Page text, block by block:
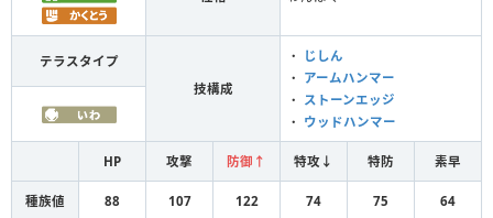
テラスタイプ
技構成
・
じしん
・ アームハンマー
・
ストーンエッジ
・ ウッドハンマー
HP 攻撃 防御↑ 特攻↓ 特防 素早
種族値 88 107 122 74 75 64